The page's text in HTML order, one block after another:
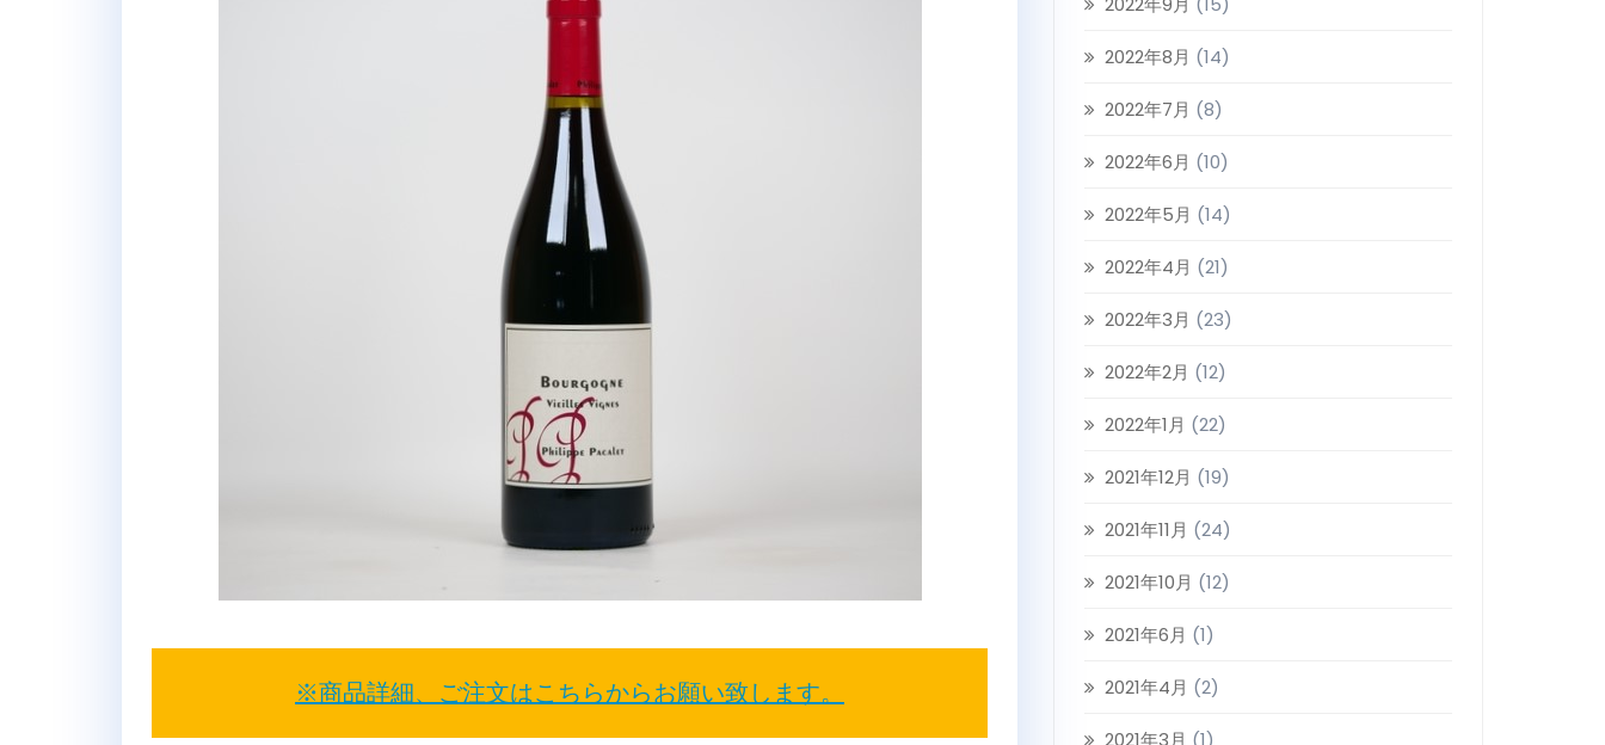
※商品詳細、ご注文はこちらからお願い致します。
2022年8月 (14)
2022年7月 (8)
2022年6月 (10)
2022年5月 (14)
2022年4月 (21)
2022年3月 (23)
2022年2月 (12)
2022年1月 (22)
2021年12月 (19)
2021年11月 (24)
2021年10月 (12)
2021年6月 (1)
2021年4月 (2)
2021年3月 (1)